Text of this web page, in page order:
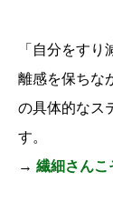
「自分をす
離感を保ちな
の具体的なス
す。
→ 繊細さんこ